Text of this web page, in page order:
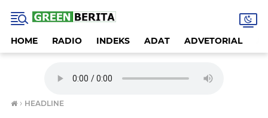
HOME RADIO INDEKS ADAT ADVETORIAL
› HEADLINE